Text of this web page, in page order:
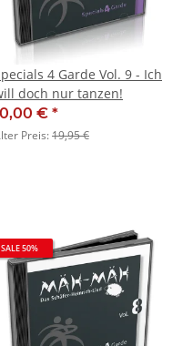
4 Garde Vol. 9 - Ich
doch nur tanzen!
€ *
Preis:19,95 €
SALE 50%